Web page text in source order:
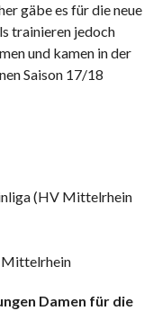
gäbe es für die neue
trainieren jedoch
und kamen in der
Saison 17/18
(HV Mittelrhein
Mittelrhein
Damen für die